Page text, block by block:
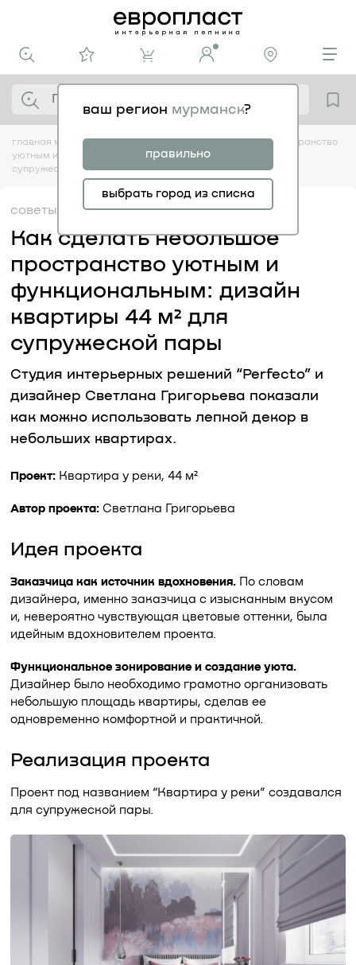
ваш регион мурманск?
правильно
выбрать город из списка
главная медиацентр советы как сделать небольшое пространство
уютным и функциональным: дизайн квартиры 44 м² для
супружеской пары
советы 28.08
Как сделать небольшое
пространство уютным и
функциональным: дизайн
квартиры 44 м² для
супружеской пары
Студия интерьерных решений “Perfecto” и
дизайнер Светлана Григорьева показали
как можно использовать лепной декор в
небольших квартирах.
Проект: Квартира у реки, 44 м²
Автор проекта: Светлана Григорьева
Идея проекта
Заказчица как источник вдохновения.По словам
дизайнера, именно заказчица с изысканным вкусом
и, невероятно чувствующая цветовые оттенки, была
идейным вдохновителем проекта.
Функциональное зонирование и создание уюта.
Дизайнер было необходимо грамотно организовать
небольшую площадь квартиры, сделав ее
одновременно комфортной и практичной.
Реализация проекта
Проект под названием “Квартира у реки” создавался
для супружеской пары.